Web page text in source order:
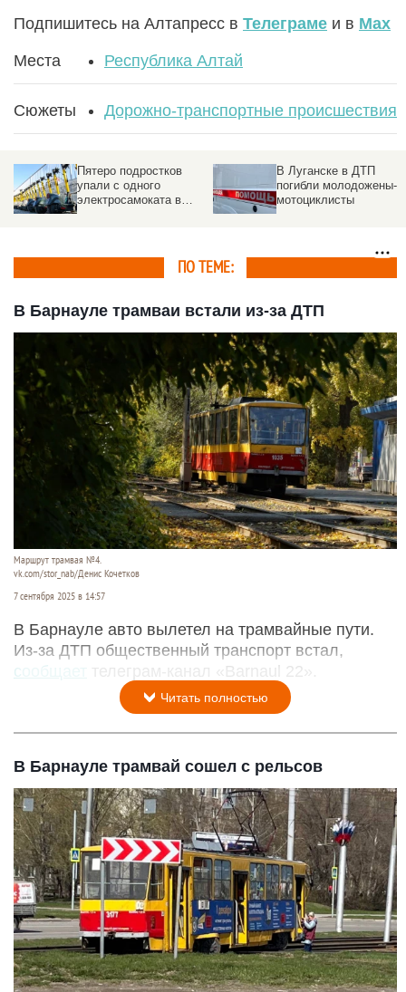
Подпишитесь на Алтапресс в Телеграме и в Max
Места Республика Алтай
Сюжеты Дорожно-транспортные происшествия
Пятеро подростков
упали с одного
электросамоката в
В Луганске в ДТП
погибли молодожены-
мотоциклисты
ПО ТЕМЕ:
В Барнауле трамваи встали из-за ДТП
Маршрут трамвая №4.
vk.com/stor_nab/Денис Кочетков
7 сентября 2025 в 14:57
В Барнауле авто вылетел на трамвайные пути.
Из-за ДТП общественный транспорт встал,
сообщает
телеграм-канал «Barnaul 22».
Читать полностью
В Барнауле трамвай сошел с рельсов